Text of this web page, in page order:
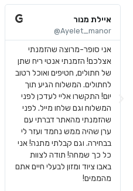
איילת מנור
Ayelet_manor@
אני סופר-מרוצה שהזמנתי
אצלכם! הזמנתי אנטי ריח שתן
של חתולים, חטיפים ואוכל רטוב
לחתולים. המשלוח הגיע תוך
יום! התקשרו אליי לעדכן לפני
המשלוח וגם שלחו מייל. לפני
שהזמנתי מהאתר דברתי עם
ערן שהיה ממש נחמד ועזר לי
בבחירה. וגם קבלתי מתנה! אני
כל כך שמחה! תודה לצוות
באבו ציוד ומזון לבעלי חיים אתם
מהממים!